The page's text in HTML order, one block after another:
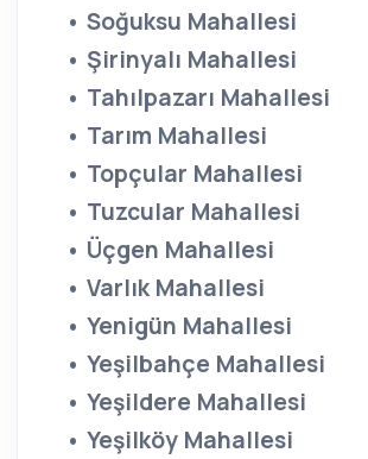
• Soğuksu Mahallesi
• Şirinyalı Mahallesi
• Tahılpazarı Mahallesi
• Tarım Mahallesi
• Topçular Mahallesi
• Tuzcular Mahallesi
• Üçgen Mahallesi
• Varlık Mahallesi
• Yenigün Mahallesi
• Yeşilbahçe Mahallesi
• Yeşildere Mahallesi
• Yeşilköy Mahallesi